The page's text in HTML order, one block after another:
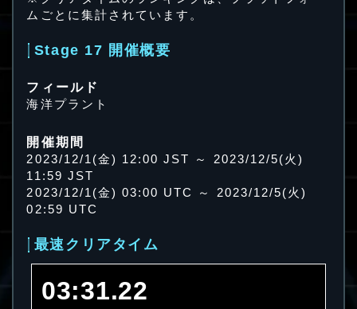
ムごとに集計されています。
Stage 17 開催概要
フィールド
海洋プラント
開催期間
2023/12/1(金) 12:00 JST ～ 2023/12/5(火)
11:59 JST
2023/12/1(金) 03:00 UTC ～ 2023/12/5(火)
02:59 UTC
最速クリアタイム
03:31.22